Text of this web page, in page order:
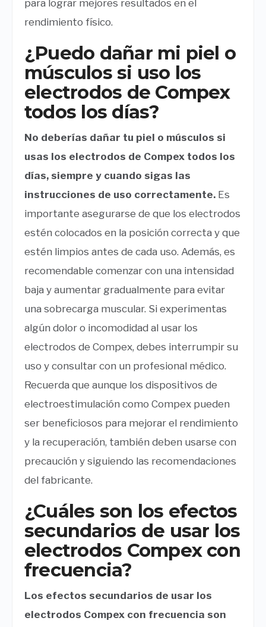
para lograr mejores resultados en el
rendimiento físico.
¿Puedo dañar mi piel o
músculos si uso los
electrodos de Compex
todos los días?
No deberías dañar tu piel o músculos si
usas los electrodos de Compex todos los
días, siempre y cuando sigas las
instrucciones de uso correctamente. Es
importante asegurarse de que los electrodos
estén colocados en la posición correcta y que
estén limpios antes de cada uso. Además, es
recomendable comenzar con una intensidad
baja y aumentar gradualmente para evitar
una sobrecarga muscular. Si experimentas
algún dolor o incomodidad al usar los
electrodos de Compex, debes interrumpir su
uso y consultar con un profesional médico.
Recuerda que aunque los dispositivos de
electroestimulación como Compex pueden
ser beneficiosos para mejorar el rendimiento
y la recuperación, también deben usarse con
precaución y siguiendo las recomendaciones
del fabricante.
¿Cuáles son los efectos
secundarios de usar los
electrodos Compex con
frecuencia?
Los efectos secundarios de usar los
electrodos Compex con frecuencia son